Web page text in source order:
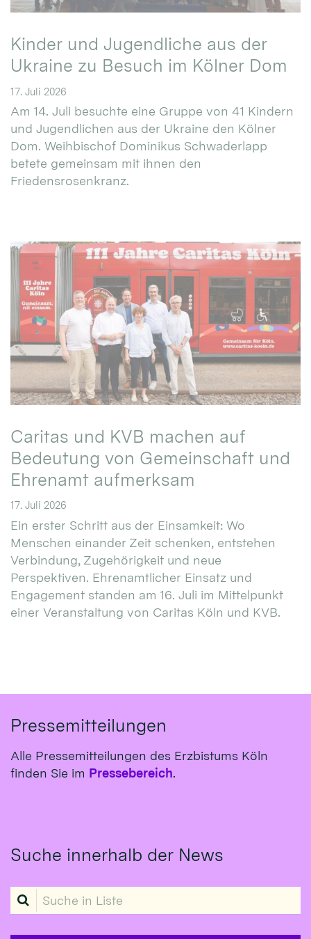
Kinder und Jugendliche aus der
Ukraine zu Besuch im Kölner Dom
17. Juli 2026
Am 14. Juli besuchte eine Gruppe von 41 Kindern
und Jugendlichen aus der Ukraine den Kölner
Dom. Weihbischof Dominikus Schwaderlapp
betete gemeinsam mit ihnen den
Friedensrosenkranz.
Caritas und KVB machen auf
Bedeutung von Gemeinschaft und
Ehrenamt aufmerksam
17. Juli 2026
Ein erster Schritt aus der Einsamkeit: Wo
Menschen einander Zeit schenken, entstehen
Verbindung, Zugehörigkeit und neue
Perspektiven. Ehrenamtlicher Einsatz und
Engagement standen am 16. Juli im Mittelpunkt
einer Veranstaltung von Caritas Köln und KVB.
Pressemitteilungen
Alle Pressemitteilungen des Erzbistums Köln
finden Sie im Pressebereich.
Suche innerhalb der News
Suche in Liste